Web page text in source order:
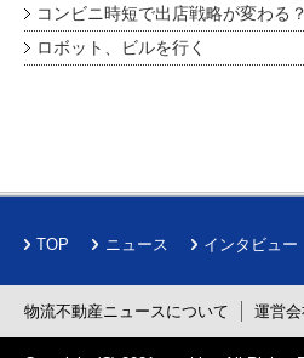
コンビニ時短で出店戦略が変わる？
ロボット、ビルを行く
TOP ニュース インタビュー
物流不動産ニュースについて 運営会